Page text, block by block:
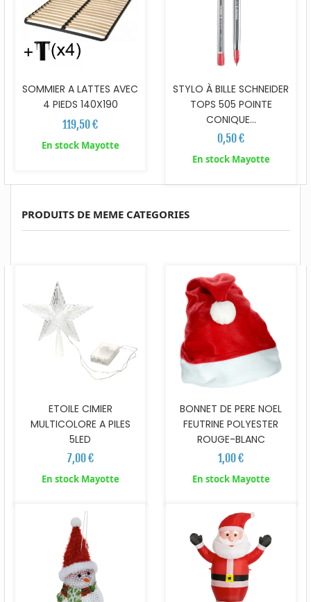
SOMMIER A LATTES AVEC
4 PIEDS 140X190
119,50 €
En stock Mayotte
STYLO À BILLE SCHNEIDER
TOPS 505 POINTE
CONIQUE...
0,50 €
En stock Mayotte
PRODUITS DE MEME CATEGORIES
ETOILE CIMIER
MULTICOLORE A PILES
5LED
7,00 €
En stock Mayotte
BONNET DE PERE NOEL
FEUTRINE POLYESTER
ROUGE-BLANC
1,00 €
En stock Mayotte